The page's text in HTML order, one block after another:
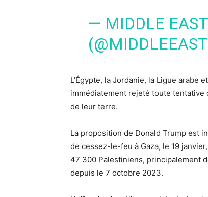
— MIDDLE
L’Égypte, la Jordanie, la Ligue arabe
immédiatement rejeté toute
de leur terre.
La proposition de Donald Trump est
de cessez-le-feu à Gaza, le 19
47 300 Palestiniens, principalement
depuis le 7 octobre 2023.